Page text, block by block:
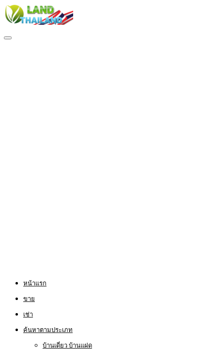
หน้าแรก
ขาย
เช่า
ค้นหาตามประเภท
บ้านเดี่ยว บ้านแฝด